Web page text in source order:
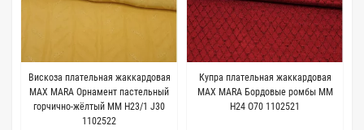
Вискоза плательная жаккардовая
MAX MARA Орнамент пастельный
горчично-жёлтый MM H23/1 J30
1102522
Купра плательная жаккардовая
MAX MARA Бордовые ромбы MM
H24 O70 1102521